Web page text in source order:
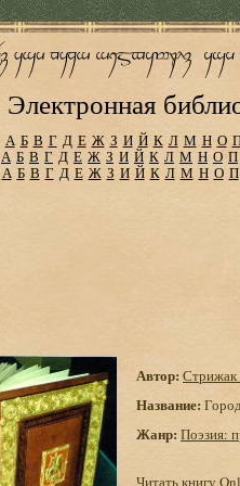
Электронная
А Б В Г Д Е Ж З И Й К Л М Н О
А Б В Г Д Е Ж З И Й К Л М Н О П
А Б В Г Д Е Ж З И Й К Л М Н О П
Автор: Стрижак
Название: Город
Жанр: Поэзия:
Читать книгу